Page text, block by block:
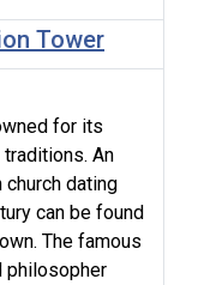
Tower
for its
An
church dating
can be found
The famous
philosopher